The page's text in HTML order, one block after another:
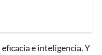
e inteligencia. Y